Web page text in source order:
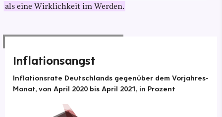
als eine Wirklichkeit im Werden.
Inflationsangst
Inflationsrate Deutschlands gegenüber dem Vorjahres-
Monat, von April 2020 bis April 2021, in Prozent